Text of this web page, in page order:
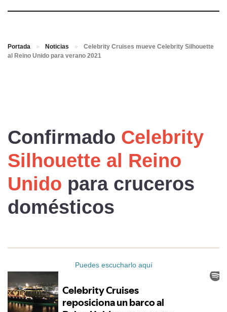
Portada » Noticias »
Celebrity Cruises mueve Celebrity Silhouette
al Reino Unido para verano 2021
Confirmado Celebrity
Silhouette al Reino
Unido para cruceros
domésticos
Puedes escucharlo aquí